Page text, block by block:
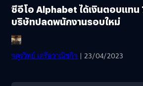
ซีอีโอ Alphabet ได้เงินตอบแท
บริษัทปลดพนักงานรอบใหม่
จตุรวิทย์ เครือวาณิชกิจ | 23/04/2023